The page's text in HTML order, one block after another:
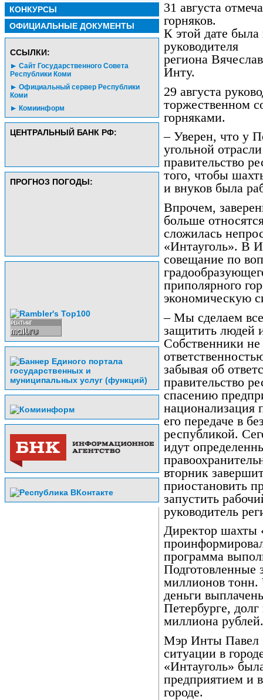
КОНКУРСЫ
ОФИЦИАЛЬНЫЕ ДОКУМЕНТЫ
CСЫЛКИ:
Сайт Государственного Совета
Республики Коми
Официальный сервер Республики
Коми
Комиинформ
ЦЕНТРАЛЬНЫЙ БАНК РФ:
ПРОГНОЗ ПОГОДЫ:
31 августа
горняков.
К этой дате была
руководителя
региона
Инту.
29 августа
торжественном
горняками.
– Уверен, что у
угольной
правительство
того, чтобы
и внуков была
Впрочем,
больше
сложилась
«Интауголь». В
совещание по
приполярного
экономическую
– Мы сделаем
защитить людей
Собственники
забывая об
правительство
спасению
национализация
его передаче в
республикой.
идут
вторник
приостановить
запустить
руководитель
Директор шахты
программа
Подготовленные
миллионов тонн.
деньги
Петербурге,
миллиона рублей.
Мэр Инты Павел
ситуации в
«Интауголь»
предприятием и
городе.